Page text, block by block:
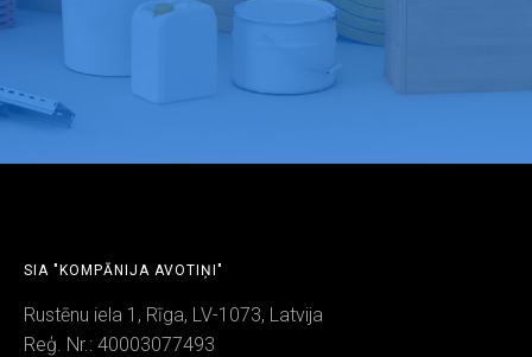
SIA "KOMPĀNIJA AVOTIŅI"
Rustēnu iela 1, Rīga, LV-1073, Latvija
Reģ. Nr.: 40003077493